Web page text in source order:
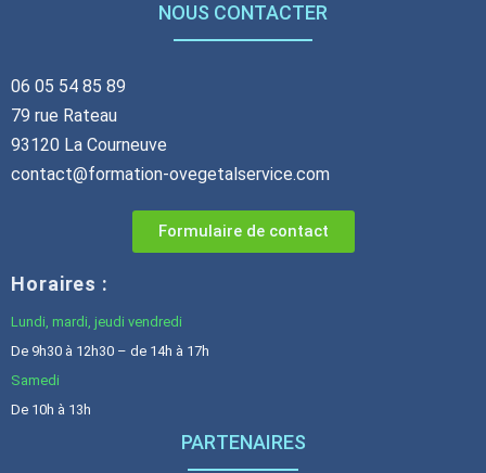
NOUS CONTACTER
06 05 54 85 89
79 rue Rateau
93120 La Courneuve
contact@formation-ovegetalservice.com
Formulaire de contact
Horaires :
Lundi, mardi, jeudi vendredi
De 9h30 à 12h30 – de 14h à 17h
Samedi
De 10h à 13h
PARTENAIRES